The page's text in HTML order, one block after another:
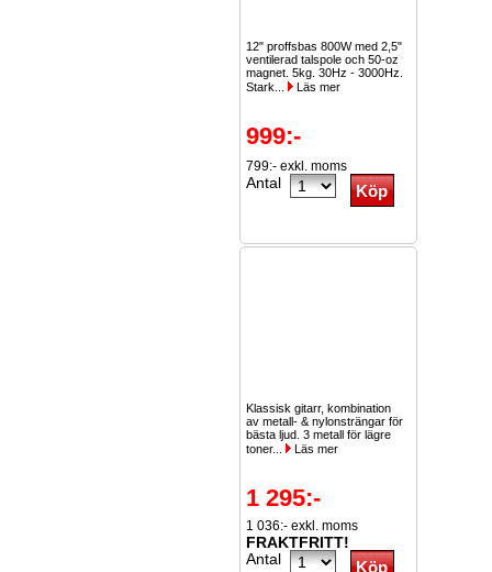
12" proffsbas 800W med 2,5"
ventilerad talspole och 50-oz
magnet. 5kg. 30Hz - 3000Hz.
Stark...
Läs mer
999:-
799:- exkl. moms
Antal
Klassisk gitarr, kombination
av metall- & nylonsträngar för
bästa ljud. 3 metall för lägre
toner...
Läs mer
1 295:-
1 036:- exkl. moms
FRAKTFRITT!
Antal